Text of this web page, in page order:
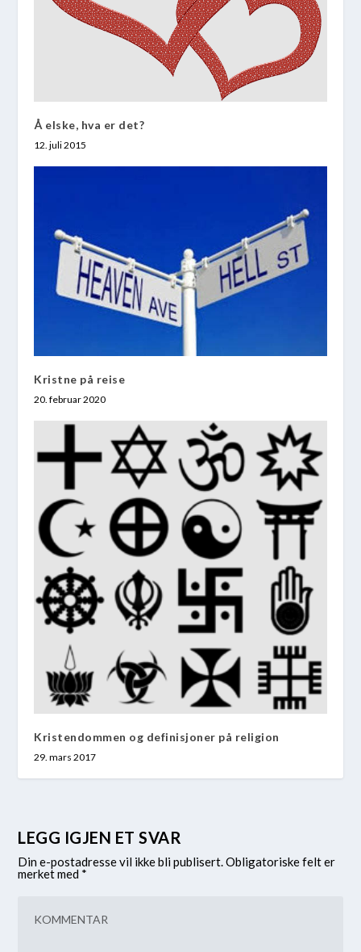
Å elske, hva er det?
12. juli 2015
Kristne på reise
20. februar 2020
Kristendommen og definisjoner på religion
29. mars 2017
LEGG IGJEN ET SVAR
Din e-postadresse vil ikke bli publisert.Obligatoriske felt er
merket med *